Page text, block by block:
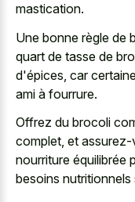
mastication.
Une bonne règle de
quart de tasse de
d'épices, car
ami à fourrure.
Offrez du brocoli
complet, et
nourriture équilibrée
besoins